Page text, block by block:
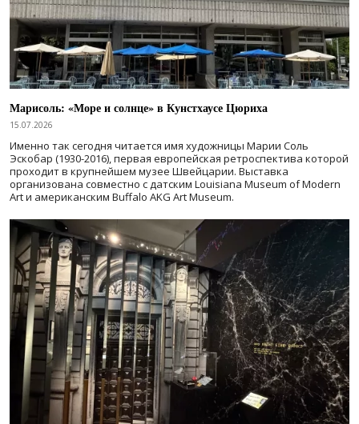
Марисоль: «Море и солнце» в Кунстхаусе Цюриха
15.07.2026
Именно так сегодня читается имя художницы Марии Соль
Эскобар (1930-2016), первая европейская ретроспектива которой
проходит в крупнейшем музее Швейцарии. Выставка
организована совместно с датским Louisiana Museum of Modern
Art и американским Buffalo AKG Art Museum.